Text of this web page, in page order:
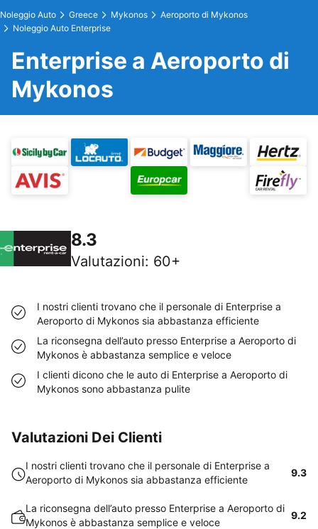
Noleggio Auto Greece Mykonos
Aeroporto di Mykonos
Noleggio Auto Enterprise
Enterprise a Aeroporto di
Mykonos
8.3
Valutazioni: 60+
I nostri clienti trovano che il personale di Enterprise a
Aeroporto di Mykonos sia abbastanza efficiente
La riconsegna dell’auto presso Enterprise a Aeroporto di
Mykonos è abbastanza semplice e veloce
I clienti dicono che le auto di Enterprise a Aeroporto di
Mykonos sono abbastanza pulite
Valutazioni Dei Clienti
I nostri clienti trovano che il personale di Enterprise a
Aeroporto di Mykonos sia abbastanza efficiente
9.3
La riconsegna dell’auto presso Enterprise a Aeroporto di
Mykonos è abbastanza semplice e veloce
9.2